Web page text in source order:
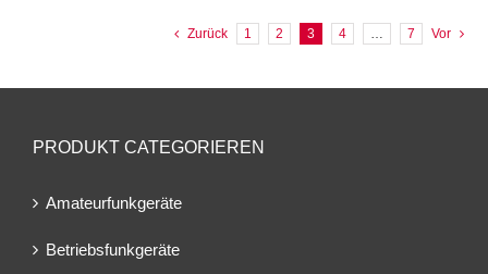
Zurück 1 2 3 4 … 7 Vor
PRODUKT CATEGORIEREN
Amateurfunkgeräte
Betriebsfunkgeräte